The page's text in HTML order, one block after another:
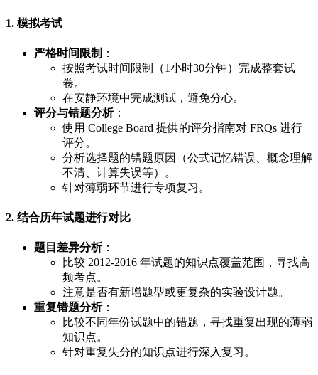
1. 模拟考试
严格时间限制 ：
按照考试时间限制（1小时30分钟）完成整套试
卷。
在安静环境中完成测试，避免分心。
评分与错题分析：
使用 College Board 提供的评分指南对 FRQs 进行
评分。
分析选择题的错题原因（公式记忆错误、概念理解
不清、计算失误等）。
针对薄弱环节进行专项复习。
2. 结合历年试题进行对比
题目差异分析：
比较 2012-2016 年试题的知识点覆盖范围，寻找高
频考点。
注意是否有新增题型或更复杂的实验设计题。
重复错题分析：
比较不同年份试题中的错题，寻找重复出现的薄弱
知识点。
针对重复失分的知识点进行深入复习。